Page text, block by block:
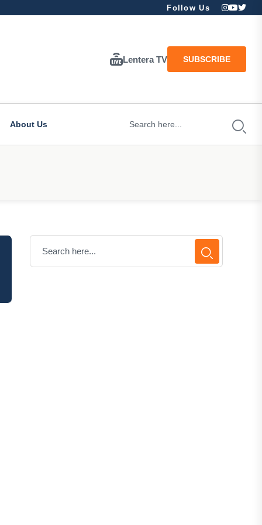
Follow Us
Lentera TV SUBSCRIBE
About Us